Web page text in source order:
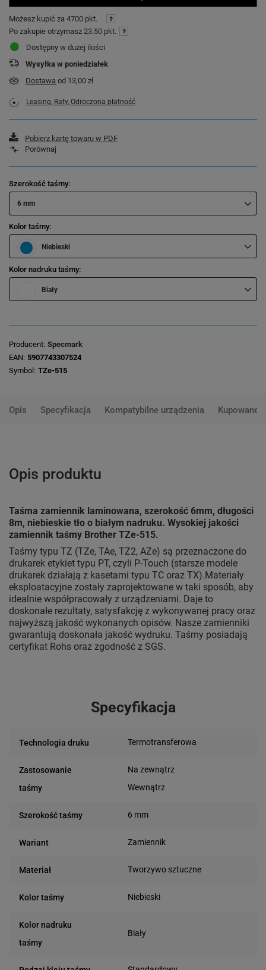
Możesz kupić za 4700 pkt.
Po zakupie otrzymasz 23.50 pkt.
Dostępny w dużej ilości
Wysyłka w poniedziałek
Dostawa od 13,00 zł
Leasing, Raty, Odroczona płatność
Pobierz kartę towaru w PDF
Porównaj
Szerokość taśmy
6 mm
Kolor taśmy
Niebieski
Kolor nadruku taśmy
Biały
Producent Specmark
EAN 5907743307524
Symbol TZe-515
Opis Specyfikacja Kompatybilne urządzenia Kupowane
Opis produktu
Taśma zamiennik laminowana, szerokość 6mm, długości
8m, niebieskie tło o białym nadruku. Wysokiej jakości
zamiennik taśmy Brother TZe-515.
Taśmy typu TZ (TZe, TAe, TZ2, AZe) są przeznaczone do
drukarek etykiet typu PT, czyli P-Touch (starsze modele
drukarek działają z kasetami typu TC oraz TX).Materiały
eksploatacyjne zostały zaprojektowane w taki sposób, aby
idealnie współpracowały z urządzeniami. Daje to
doskonałe rezultaty, satysfakcję z wykonywanej pracy oraz
najwyższą jakość wykonanych opisów. Nasze zamienniki
gwarantują doskonała jakość wydruku. Taśmy posiadają
certyfikat Rohs oraz zgodność z SGS.
Specyfikacja
Technologia druku Termotransferowa
Zastosowanie
taśmy
Na zewnątrz
Wewnątrz
Szerokość taśmy 6 mm
Wariant Zamiennik
Materiał Tworzywo sztuczne
Kolor taśmy Niebieski
Kolor nadruku
taśmy
Biały